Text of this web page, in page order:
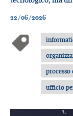
22/06/2026
ufficio